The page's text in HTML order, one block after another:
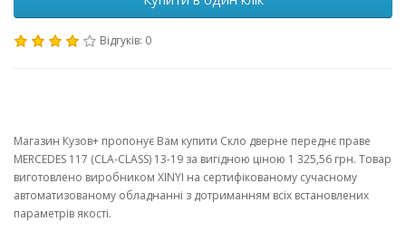
Відгуків: 0
Магазин Кузов+ пропонує Вам купити Скло дверне переднє праве
MERCEDES 117 (CLA-CLASS) 13-19 за вигідною ціною 1 325,56 грн. Товар
виготовлено виробником XINYI на сертифікованому сучасному
автоматизованому обладнанні з дотриманням всіх встановлених
параметрів якості.